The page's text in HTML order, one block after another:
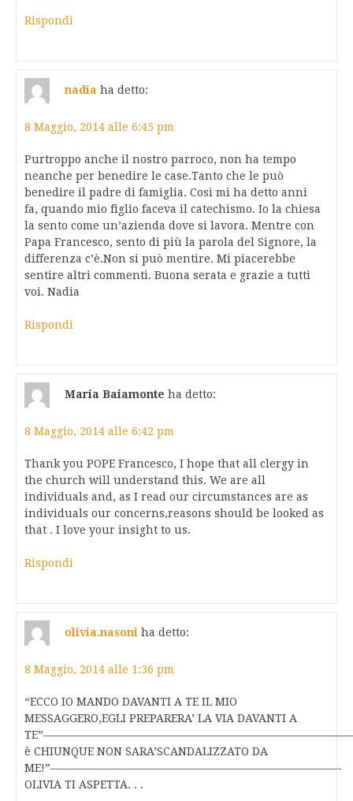
Rispondi
nadia ha detto:
8 Maggio, 2014 alle 6:45 pm
Purtroppo anche il nostro parroco, non ha tempo
neanche per benedire le case.Tanto che le può
benedire il padre di famiglia. Così mi ha detto anni
fa, quando mio figlio faceva il catechismo. Io la chiesa
la sento come un’azienda dove si lavora. Mentre con
Papa Francesco, sento di più la parola del Signore, la
differenza c’è.Non si può mentire. Mi piacerebbe
sentire altri commenti. Buona serata e grazie a tutti
voi. Nadia
Rispondi
Maria Baiamonte ha detto:
8 Maggio, 2014 alle 6:42 pm
Thank you POPE Francesco, I hope that all clergy in
the church will understand this. We are all
individuals and, as I read our circumstances are as
individuals our concerns,reasons should be looked as
that . I love your insight to us.
Rispondi
olivia.nasoni ha detto:
8 Maggio, 2014 alle 1:36 pm
“ECCO IO MANDO DAVANTI A TE IL MIO
MESSAGGERO,EGLI PREPARERA’ LA VIA DAVANTI A
è CHIUNQUE NON SARA’SCANDALIZZATO DA
ME!”——————————————————————————-
OLIVIA TI ASPETTA. . .